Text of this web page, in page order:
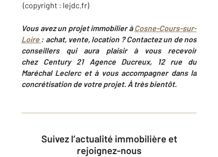
(copyright : lejdc.fr)
Vous avez un projet immobilier àCosne-Cours-sur-
Loire : achat, vente, location ? Contactez un de nos
conseillers qui aura plaisir à vous recevoir
chez Century 21 Agence Ducreux, 12 rue du
Maréchal Leclerc et à vous accompagner dans la
concrétisation de votre projet. À très bientôt.
Suivez l’actualité immobilière et
rejoignez-nous